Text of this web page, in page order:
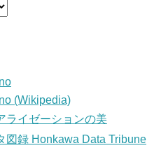
(Wikipedia)
ライゼーションの美
図録 Honkawa Data Tribune